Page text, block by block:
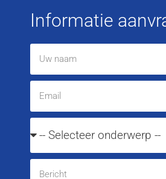
Informatie